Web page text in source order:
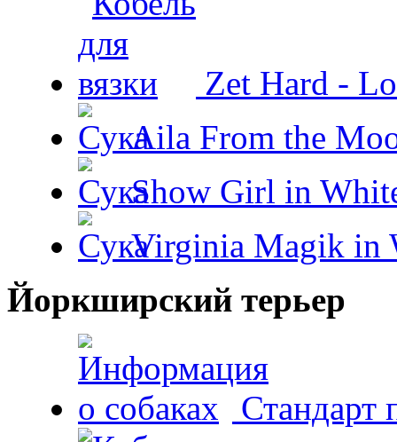
Zet Hard -
Aila From the
Show Girl in
Virginia Magik in
Йоркширский терьер